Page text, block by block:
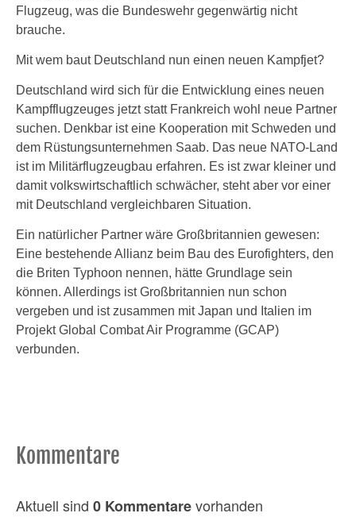
Flugzeug, was die Bundeswehr gegenwärtig nicht
brauche.
Mit wem baut Deutschland nun einen neuen Kampfjet?
Deutschland wird sich für die Entwicklung eines neuen
Kampfflugzeuges jetzt statt Frankreich wohl neue Partner
suchen. Denkbar ist eine Kooperation mit Schweden und
dem Rüstungsunternehmen Saab. Das neue NATO-Land
ist im Militärflugzeugbau erfahren. Es ist zwar kleiner und
damit volkswirtschaftlich schwächer, steht aber vor einer
mit Deutschland vergleichbaren Situation.
Ein natürlicher Partner wäre Großbritannien gewesen:
Eine bestehende Allianz beim Bau des Eurofighters, den
die Briten Typhoon nennen, hätte Grundlage sein
können. Allerdings ist Großbritannien nun schon
vergeben und ist zusammen mit Japan und Italien im
Projekt Global Combat Air Programme (GCAP)
verbunden.
Kommentare
Aktuell sind 0 Kommentarevorhanden